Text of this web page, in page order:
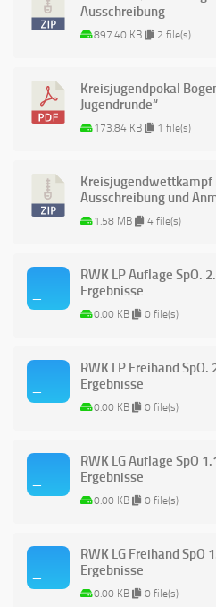
Ausschreibung
897.40 KB 2 file(s)
Kreisjugendpokal
Jugendrunde“
173.84 KB 1 file(s)
Ausschreibung und
1.58 MB 4 file(s)
RWK LP Auflage SpO.
Ergebnisse
0.00 KB 0 file(s)
RWK LP Freihand
Ergebnisse
0.00 KB 0 file(s)
RWK LG Auflage SpO
Ergebnisse
0.00 KB 0 file(s)
RWK LG Freihand SpO
Ergebnisse
0.00 KB 0 file(s)